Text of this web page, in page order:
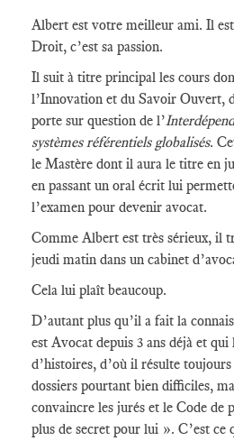
Albert est votre meilleur ami. Il
Droit, c’est sa passion.
Il suit à titre principal les cours
l’Innovation et du Savoir Ouvert,
porte sur question de l’
systèmes référentiels globalisés.
le Mastère dont il aura le titre en
en passant un oral écrit lui
l’examen pour devenir avocat.
Comme Albert est très sérieux, il
jeudi matin dans un cabinet
Cela lui plaît beaucoup.
D’autant plus qu’il a fait la
est Avocat depuis 3 ans déjà et
d’histoires, d’où il résulte toujours
dossiers pourtant bien difficiles,
convaincre les jurés et le Code de
plus de secret pour lui ». C’est ce